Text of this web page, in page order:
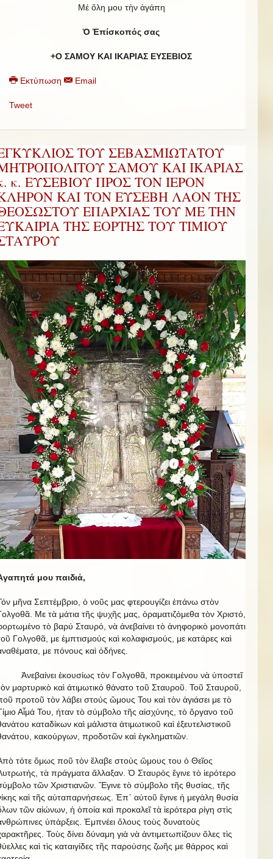
Μέ ὅλη μου τὴν ἀγάπη
Ὁ Ἐπίσκοπός σας
+Ο ΣΑΜΟΥ ΚΑΙ ΙΚΑΡΙΑΣ ΕΥΣΕΒΙΟΣ
Εκτύπωση Email
Tweet
ΤΟΥ ΣΕΒΑΣΜΙΩΤΑΤΟΥ
ΣΑΜΟΥ ΚΑΙ ΙΚΑΡΙΑΣ
κ. ΕΥΣΕΒΙΟΥ ΠΡΟΣ ΤΟΝ ΙΕΡΟΝ
ΚΑΙ ΤΟΝ ΕΥΣΕΒΗ ΛΑΟΝ ΤΗΣ
ΕΠΑΡΧΙΑΣ ΤΟΥ ΜΕ ΤΗΝ
ΤΗΣ ΕΟΡΤΗΣ ΤΟΥ ΤΙΜΙΟΥ
μου παιδιἀ,
μῆνα Σεπτέμβριο, ὁ νοῦς μας φτερουγίζει ἐπάνω στὸν
Με τὰ μάτια τῆς ψυχῆς μας, ὁραματιζόμεθα τὸν Χριστό,
τὸ βαρύ Σταυρό, νὰ ἀνεβαίνει τὸ ἀνηφορικὸ μονοπάτι
Γολγοθᾶ, με ἐμπτισμούς καὶ κολαφισμούς, με κατάρες καὶ
με πόνους καὶ ὀδήνες.
ἐκουσίως τὸν Γολγοθᾶ, προκειμένου νὰ ὑποστεῖ
μαρτυρικὸ καὶ ἀτιμωτικό θάνατο τοῦ Σταυροῦ. Τοῦ Σταυροῦ,
προτοῦ τὸν λάβει στούς ὥμους Του καὶ τὸν ἁγιάσει με τὸ
Αἷμά Του, ήταν τὸ σύμβολο τῆς αἰσχύνης, τὸ ὄργανο τοῦ
καταδίκων καὶ μάλιστα ἀτιμωτικοῦ καὶ ἐξευτελιστικοῦ
κακούργων, προδοτῶν καὶ ἐγκληματιῶν.
τότε ὅμως ποῦ τὸν ἔλαβε στούς ὥμους του ὁ Θεῖος
τὰ πράγματα ἄλλαξαν. Ὁ Σταυρὸς ἔγινε τὸ ἱερότερο
τῶν Χριστιανῶν. Ἔγινε τὸ σύμβολο τῆς θυσίας, τῆς
καὶ τῆς αὐταπαρνήσεως. Ἐπ᾿ αὐτοῦ ἔγινε ἡ μεγάλη θυσία
τῶν αἰώνων, ἡ ὁποία καὶ προκαλεῖ τὰ ἱερότερα ρίγη στὶς
ὑπάρξεις. Ἐμπνέει ὅλους τοὺς δυνατοὺς
Τοὺς δίνει δύναμη γιὰ νὰ ἀντιμετωπίζουν ὅλες τὶς
καὶ τὶς καταιγίδες τῆς παρούσης ζωῆς με θάρρος καὶ